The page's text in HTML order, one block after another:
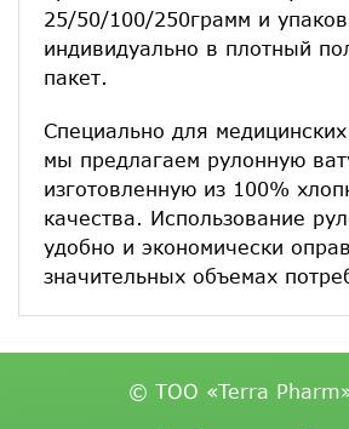
25/50/100/250грамм и
индивидуально в плотный
пакет.
Специально для
мы предлагаем рулонную
изготовленную из 100%
качества. Использование
удобно и экономически
значительных объемах
© ТОО «Terra